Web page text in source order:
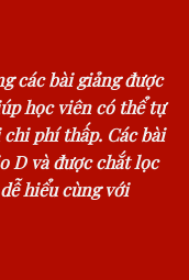
các bài giảng được
học viên có thể tự
phí thấp. Các bài
D và được chắt lọc
hiểu cùng với